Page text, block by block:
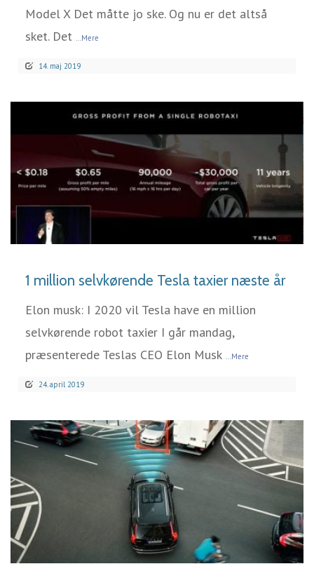
Model X Det måtte jo ske. Og nu er det altså
sket. Det ...Mere
14. maj 2019
1 million selvkørende Tesla taxier næste år
Elon musk: I 2020 vil Tesla have en million
selvkørende robot taxier I går mandag,
præsenterede Teslas CEO Elon Musk ...Mere
24. april 2019
LÆS MERE